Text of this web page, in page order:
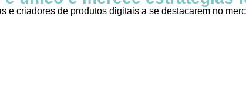
e criadores de produtos digitais a se destacarem no